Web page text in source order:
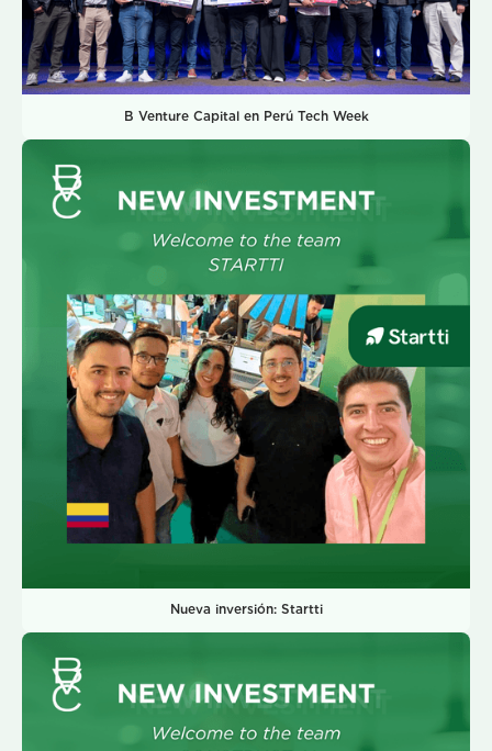
B Venture Capital en Perú Tech Week
Nueva inversión: Startti